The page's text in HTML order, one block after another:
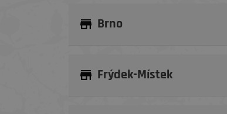
Brno
Frýdek-Místek